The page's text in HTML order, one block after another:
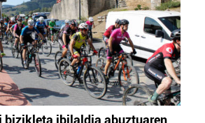
dezakezu.
dizute baimenik eskatzen, eta beren
babesten dira. Ikusi gure
beren ustez zein helburutarako
eta horren aurka nola egin
bizikleta ibilaldia abuztuaren